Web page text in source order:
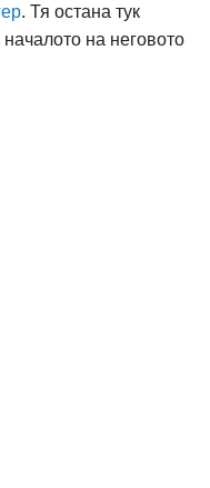
. Тя остана тук
на неговото